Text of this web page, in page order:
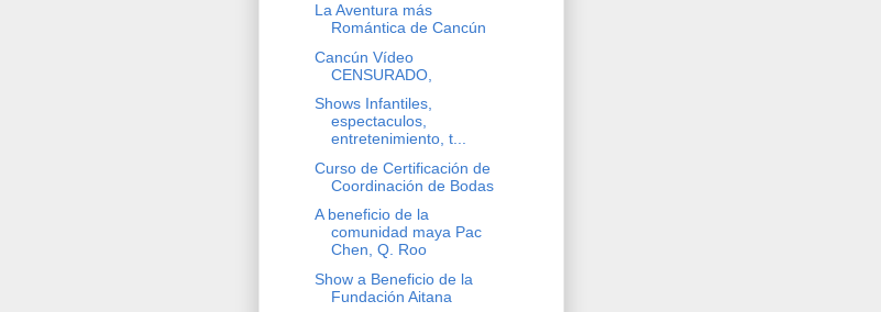
La Aventura más
Romántica de Cancún
Cancún Vídeo
CENSURADO,
Shows Infantiles,
espectaculos,
entretenimiento, t...
Curso de Certificación de
Coordinación de Bodas
A beneficio de la
comunidad maya Pac
Chen, Q. Roo
Show a Beneficio de la
Fundación Aitana